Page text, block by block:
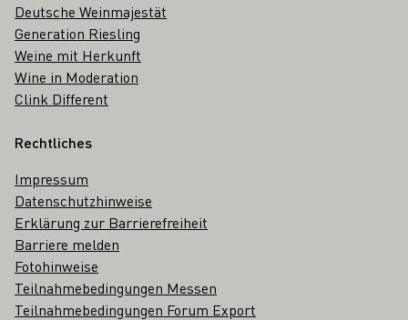
Deutsche Weinmajestät
Generation Riesling
Weine mit Herkunft
Wine in Moderation
Clink Different
Rechtliches
Impressum
Datenschutzhinweise
Erklärung zur Barrierefreiheit
Barriere melden
Fotohinweise
Teilnahmebedingungen Messen
Teilnahmebedingungen Forum Export